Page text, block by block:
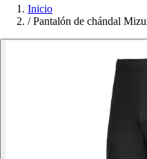
Inicio
/ Pantalón de chándal